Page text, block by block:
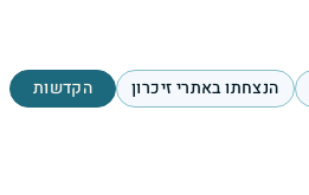
הנצחתו באתרי זיכרון הקדשות